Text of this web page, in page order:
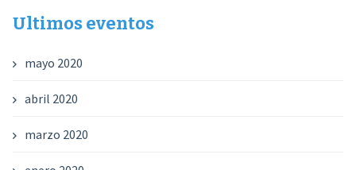
Ultimos eventos
mayo 2020
abril 2020
marzo 2020